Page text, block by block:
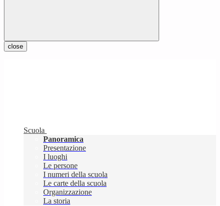
close
Scuola
Panoramica
Presentazione
I luoghi
Le persone
I numeri della scuola
Le carte della scuola
Organizzazione
La storia